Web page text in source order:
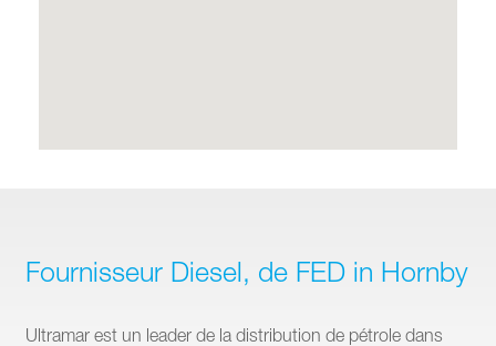
Fournisseur Diesel, de FED in Hornby
Ultramar est un leader de la distribution de pétrole dans